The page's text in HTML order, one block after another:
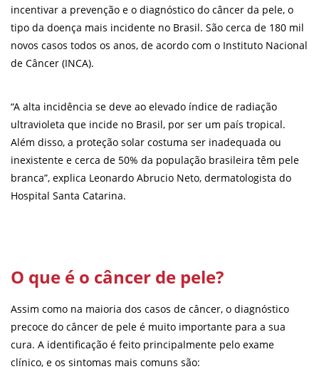
incentivar a prevenção e o diagnóstico do câncer da pele, o
tipo da doença mais incidente no Brasil. São cerca de 180 mil
novos casos todos os anos, de acordo com o Instituto Nacional
de Câncer (INCA).
“A alta incidência se deve ao elevado índice de radiação
ultravioleta que incide no Brasil, por ser um país tropical.
Além disso, a proteção solar costuma ser inadequada ou
inexistente e cerca de 50% da população brasileira têm pele
branca”, explica Leonardo Abrucio Neto, dermatologista do
Hospital Santa Catarina.
O que é o câncer de pele?
Assim como na maioria dos casos de câncer, o diagnóstico
precoce do câncer de pele é muito importante para a sua
cura. A identificação é feito principalmente pelo exame
clínico, e os sintomas mais comuns são: